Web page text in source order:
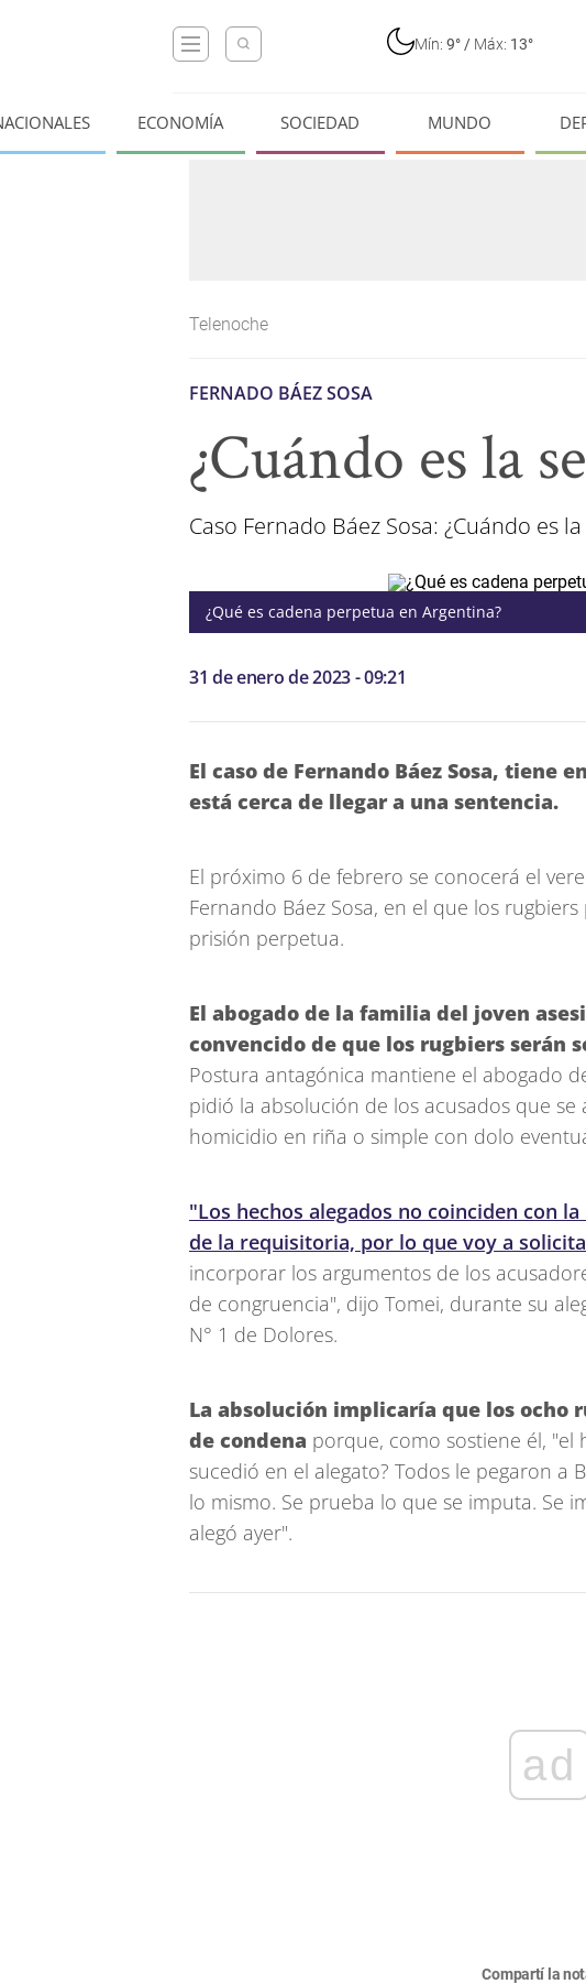
Mín: 9° / Máx: 13°
ECONOMÍA SOCIEDAD MUNDO
Telenoche
FERNADO BÁEZ SOSA
¿Cuándo es la
Caso Fernado Báez Sosa: ¿Cuándo es
¿Qué es cadena perpetua en Argentina?
31 de enero de 2023 - 09:21
El caso de Fernando Báez Sosa, tiene
está cerca de llegar a una sentencia.
El próximo 6 de febrero se conocerá el
Fernando Báez Sosa, en el que los
prisión perpetua.
El abogado de la familia del joven
convencido de que los rugbiers serán
Postura antagónica mantiene el abogado
pidió la absolución de los acusados que
homicidio en riña o simple con dolo
"Los hechos alegados no coinciden con
de la requisitoria, por lo que voy a
incorporar los argumentos de los
de congruencia", dijo Tomei, durante su
N° 1 de Dolores.
La absolución implicaría que los ocho
de condena porque, como sostiene él, "el
sucedió en el alegato? Todos le pegaron a
lo mismo. Se prueba lo que se imputa. Se
alegó ayer".
ad
Compartí la